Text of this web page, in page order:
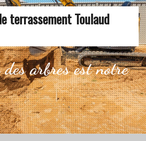
terrassement Toulaud
arbres est notre